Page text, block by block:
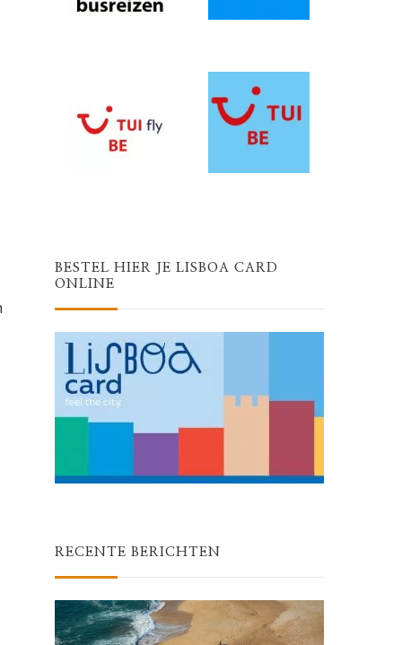
BESTEL HIER JE LISBOA CARD
ONLINE
RECENTE BERICHTEN